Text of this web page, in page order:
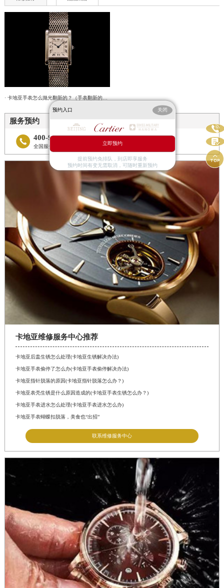
· 卡地亚手表怎么抛光翻新的？（手表翻新的具体流程）
服务预约
 400-992-3692
全国服务预约热线
卡地亚维修服务中心推荐
卡地亚后盖生锈怎么处理(卡地亚生锈解决办法)
卡地亚手表偷停了怎么办(卡地亚手表偷停解决办法)
卡地亚指针脱落的原因(卡地亚指针脱落怎么办？)
卡地亚表壳生锈是什么原因造成的(卡地亚手表生锈怎么办？)
卡地亚手表进水怎么处理(卡地亚手表进水怎么办)
卡地亚手表蝴蝶扣脱落，美食也“出招”
联系维修服务中心



预约入口 关闭
立即预约
提前预约免排队，到店即享服务
预约时间有变无需取消，可随时重新预约